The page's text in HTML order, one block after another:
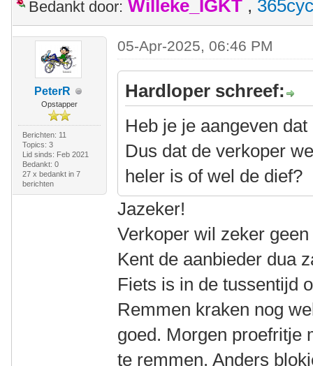
Bedankt door: Willeke_IGKT ,
PeterR
Opstapper
Berichten: 11
Topics: 3
Lid sinds: Feb 2021
Bedankt: 0
27 x bedankt in 7
berichten
05-Apr-2025, 06:46 PM
Hardloper schreef:
Heb je je aangeven
Dus dat de verkoper
heler is of wel de dief?
Jazeker!
Verkoper wil zeker
Kent de aanbieder dua
Fiets is in de tussentijd
Remmen kraken nog
goed. Morgen proefritje
te remmen. Anders